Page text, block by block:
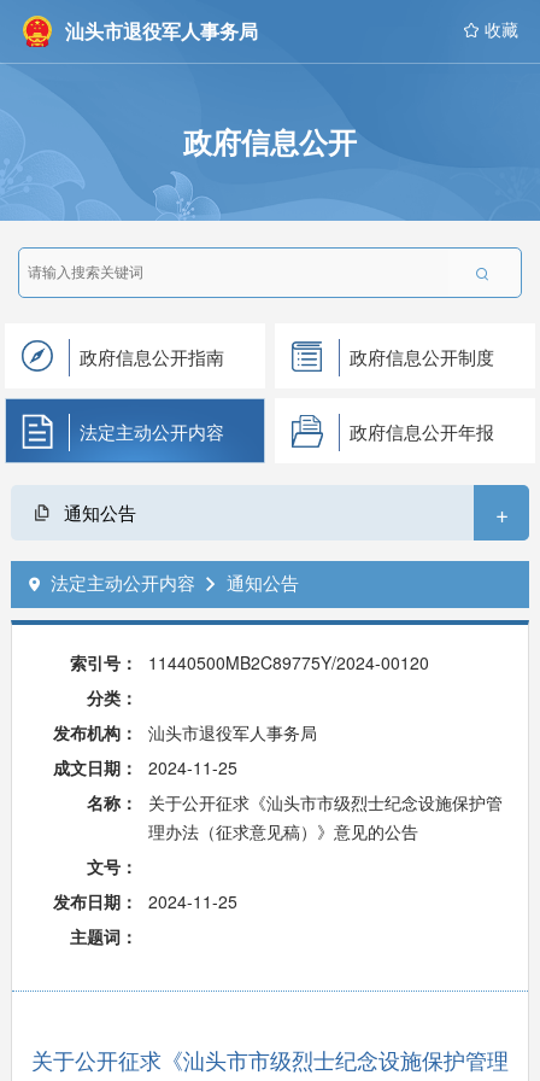
汕头市退役军人事务局  收藏
政府信息公开

政府信息公开指南 政府信息公开制度
法定主动公开内容 政府信息公开年报
通知公告 +
 法定主动公开内容  通知公告
索引号：
11440500MB2C89775Y/2024-00120
分类：
发布机构：
汕头市退役军人事务局
成文日期：
2024-11-25
名称：
关于公开征求《汕头市市级烈士纪念设施保护管
理办法（征求意见稿）》意见的公告
文号：
发布日期：
2024-11-25
主题词：
关于公开征求《汕头市市级烈士纪念设施保护管理